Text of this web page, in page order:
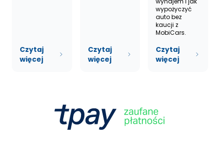
Czytaj
więcej
Czytaj
więcej
wypożyczyć
auto bez
kaucji z
MobiCars.
Czytaj
więcej